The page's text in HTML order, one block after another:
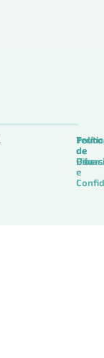
de
Uso
de
de
e